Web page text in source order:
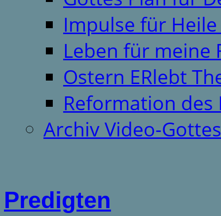
Impulse für
Leben für meine
Ostern ERlebt
Reformation des
Archiv Video-
Predigten